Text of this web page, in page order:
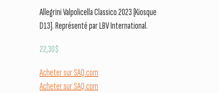
Allegrini Valpolicella Classico 2023 [Kiosque
D13]. Représenté par LBV International.
22,30$
Acheter sur SAQ.com
Acheter sur SAQ.com